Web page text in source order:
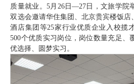
质量就业。5月26日—27日，文旅学院
双选会邀请华住集团、北京贵宾楼饭店
酒店集团等25家行业优质企业入校揽
500个优质实习岗位，岗位数量充足、
优选择、圆梦实习。